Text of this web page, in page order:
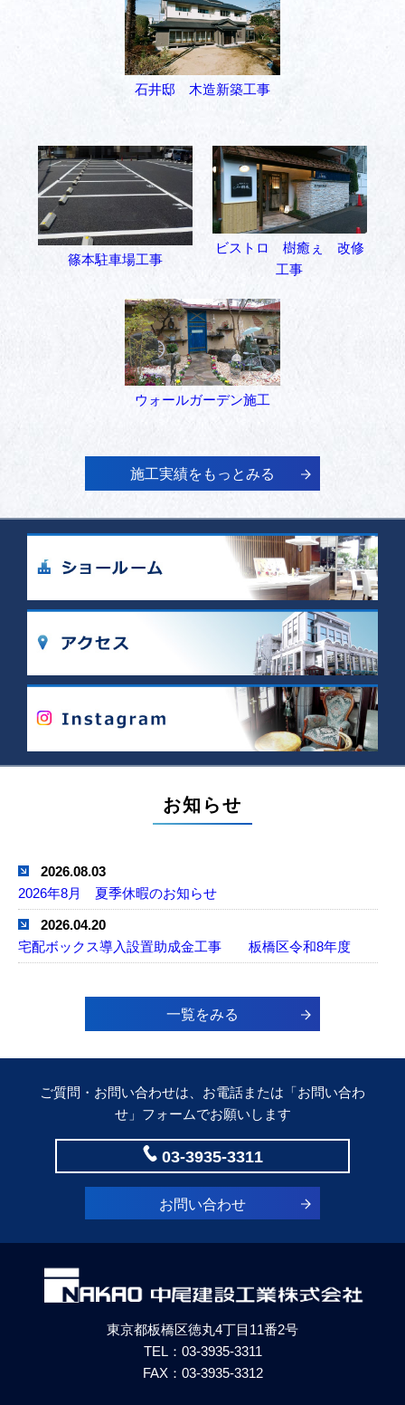
石井邸 木造新築工事
篠本駐車場工事
ビストロ 樹癒ぇ 改修
工事
ウォールガーデン施工
施工実績をもっとみる
お知らせ
2026.08.03
2026年8月 夏季休暇のお知らせ
2026.04.20
宅配ボックス導入設置助成金工事 板橋区令和8年度
年末年始休業のお知らせ
2025.08.08
2025.03.25
2024.12.02
年末年始休業のお知らせ
2024.08.16
「住宅省エネ2024キャンペーン」スタートから５ヶ月まだ
2024.08.07
2024年8月 夏期休業のお知らせ
一覧をみる
ご質問・お問い合わせは、お電話または「お問い合わ
せ」フォームでお願いします
03-3935-3311
お問い合わせ
東京都板橋区徳丸4丁目11番2号
TEL： 03-3935-3311
FAX：03-3935-3312